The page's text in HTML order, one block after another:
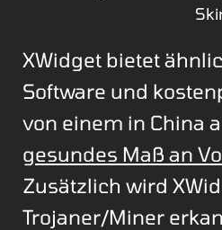
XWidget bietet
Software und
von einem in China
gesundes Maß an
Zusätzlich wird
Trojaner/Miner